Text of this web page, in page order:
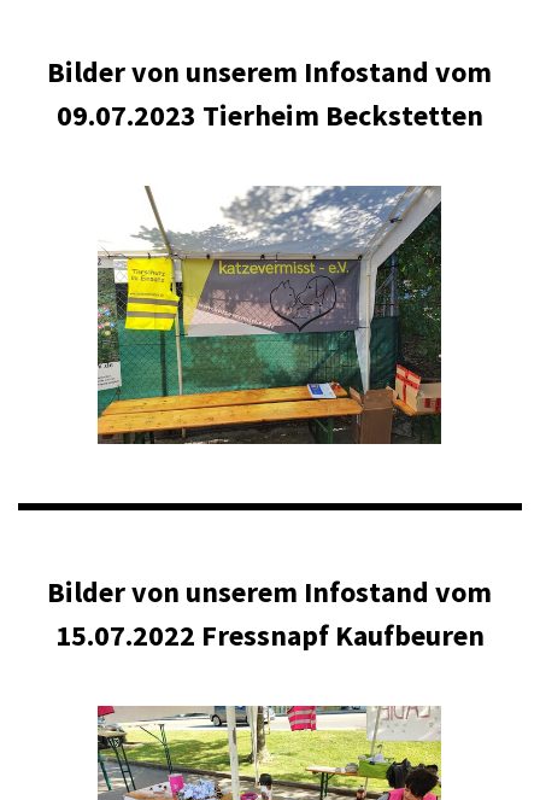
Bilder von unserem Infostand vom
09.07.2023 Tierheim Beckstetten
Bilder von unserem Infostand vom
15.07.2022 Fressnapf Kaufbeuren